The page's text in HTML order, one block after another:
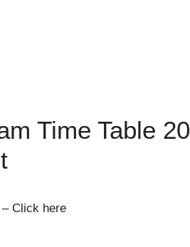
Time Table
Click here